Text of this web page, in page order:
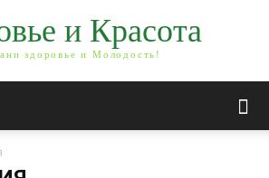
и Красота
здоровье и Молодость!